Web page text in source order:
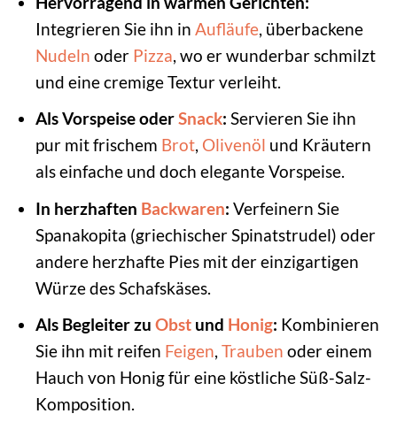
Integrieren Sie ihn in Aufläufe, überbackene
Nudeln oder Pizza, wo er wunderbar schmilzt
und eine cremige Textur verleiht.
Als Vorspeise oderSnack: Servieren Sie ihn
pur mit frischem Brot, Olivenöl und Kräutern
als einfache und doch elegante Vorspeise.
In herzhaften Backwaren: Verfeinern Sie
Spanakopita (griechischer Spinatstrudel) oder
andere herzhafte Pies mit der einzigartigen
Würze des Schafskäses.
Als Begleiter zu Obstund Honig: Kombinieren
Sie ihn mit reifen Feigen, Trauben oder einem
Hauch von Honig für eine köstliche Süß-Salz-
Komposition.